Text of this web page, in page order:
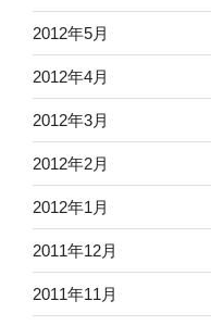
2012年5月
2012年4月
2012年3月
2012年2月
2012年1月
2011年12月
2011年11月